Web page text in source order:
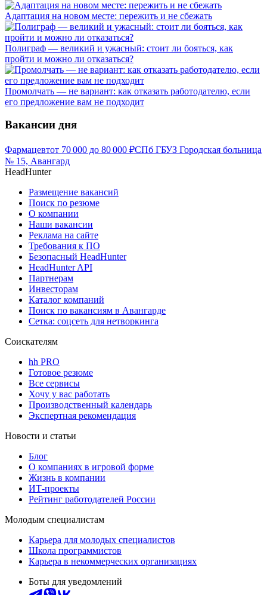
Адаптация на новом месте: пережить и не сбежать
Полиграф — великий и ужасный: стоит ли бояться, как
пройти и можно ли отказаться?
Промолчать — не вариант: как отказать работодателю, если
его предложение вам не подходит
Вакансии дня
Фармацевтот 70 000 до 80 000 ₽СПб ГБУЗ Городская больница
№ 15, Авангард
HeadHunter
Размещение вакансий
Поиск по резюме
О компании
Наши вакансии
Реклама на сайте
Требования к ПО
Безопасный HeadHunter
HeadHunter API
Партнерам
Инвесторам
Каталог компаний
Поиск по вакансиям в Авангарде
Сетка: соцсеть для нетворкинга
Соискателям
hh PRO
Готовое резюме
Все сервисы
Хочу у вас работать
Производственный календарь
Экспертная рекомендация
Новости и статьи
Блог
О компаниях в игровой форме
Жизнь в компании
ИТ-проекты
Рейтинг работодателей России
Молодым специалистам
Карьера для молодых специалистов
Школа программистов
Карьера в некоммерческих организациях
Боты для уведомлений